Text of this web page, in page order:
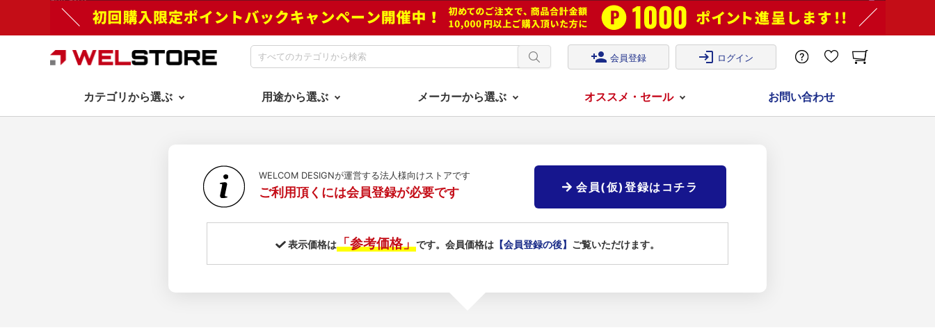
person_add 会員登録 login ログイン
カテゴリから選ぶ 用途から選ぶ メーカーから選ぶ オススメ・セール お問い合わせ
WELCOM DESIGNが運営する法人様向けストアです
ご利用頂くには会員登録が必要です 会員(仮)登録はコチラ
表示価格は「参考価格」です。会員価格は【会員登録の後】 ご覧いただけます。